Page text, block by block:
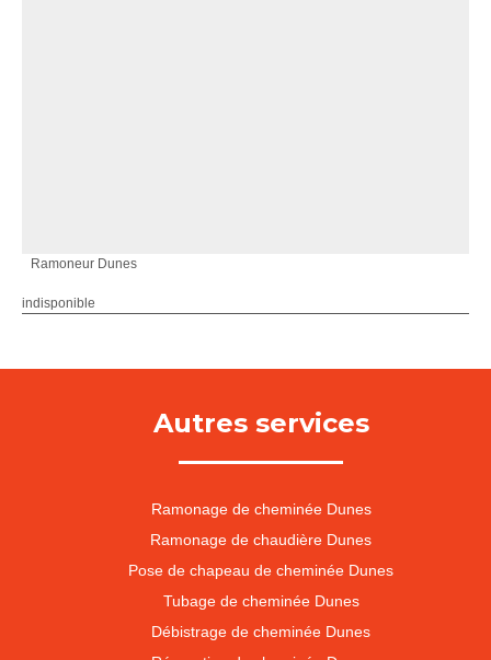
Ramoneur Dunes
indisponible
Autres services
Ramonage de cheminée Dunes
Ramonage de chaudière Dunes
Pose de chapeau de cheminée Dunes
Tubage de cheminée Dunes
Débistrage de cheminée Dunes